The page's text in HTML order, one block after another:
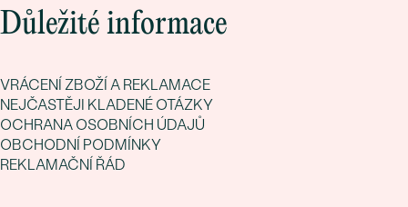
Důležité informace
VRÁCENÍ ZBOŽÍ A REKLAMACE
NEJČASTĚJI KLADENÉ OTÁZKY
OCHRANA OSOBNÍCH ÚDAJŮ
OBCHODNÍ PODMÍNKY
REKLAMAČNÍ ŘÁD